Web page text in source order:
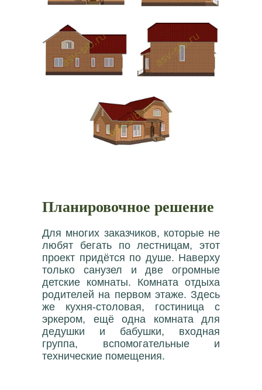
Планировочное решение
Для многих заказчиков, которые не
любят бегать по лестницам, этот
проект придётся по душе. Наверху
только санузел и две огромные
детские комнаты. Комната отдыха
родителей на первом этаже. Здесь
же кухня-столовая, гостиница с
эркером, ещё одна комната для
дедушки и бабушки, входная
группа, вспомогательные и
технические помещения.